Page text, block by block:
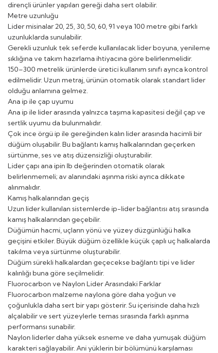
dirençli ürünler yapıları gereği daha sert olabilir.
Metre uzunluğu
Lider misinalar 20, 25, 30, 50, 60, 91 veya 100 metre gibi farklı
uzunluklarda sunulabilir.
Gerekli uzunluk tek seferde kullanılacak lider boyuna, yenileme
sıklığına ve takım hazırlama ihtiyacına göre belirlenmelidir.
150–300 metrelik ürünlerde üretici kullanım sınıfı ayrıca kontrol
edilmelidir. Uzun metraj, ürünün otomatik olarak standart lider
olduğu anlamına gelmez.
Ana ip ile çap uyumu
Ana ip ile lider arasında yalnızca taşıma kapasitesi değil çap ve
sertlik uyumu da bulunmalıdır.
Çok ince örgü ip ile gereğinden kalın lider arasında hacimli bir
düğüm oluşabilir. Bu bağlantı kamış halkalarından geçerken
sürtünme, ses ve atış düzensizliği oluşturabilir.
Lider çapı ana ipin lb değerinden otomatik olarak
belirlenmemeli; av alanındaki aşınma riski ayrıca dikkate
alınmalıdır.
Kamış halkalarından geçiş
Uzun lider kullanılan sistemlerde ip-lider bağlantısı atış sırasında
kamış halkalarından geçebilir.
Düğümün hacmi, uçların yönü ve yüzey düzgünlüğü halka
geçişini etkiler. Büyük düğüm özellikle küçük çaplı uç halkalarda
takılma veya sürtünme oluşturabilir.
Düğüm sürekli halkalardan geçecekse bağlantı tipi ve lider
kalınlığı buna göre seçilmelidir.
Fluorocarbon ve Naylon Lider Arasındaki Farklar
Fluorocarbon malzeme naylona göre daha yoğun ve
çoğunlukla daha sert bir yapı gösterir. Su içerisinde daha hızlı
alçalabilir ve sert yüzeylerle temas sırasında farklı aşınma
performansı sunabilir.
Naylon liderler daha yüksek esneme ve daha yumuşak düğüm
karakteri sağlayabilir. Ani yüklerin bir bölümünü karşılaması